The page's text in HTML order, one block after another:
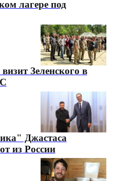
лагере под
Зеленского в
Джастаса
из России